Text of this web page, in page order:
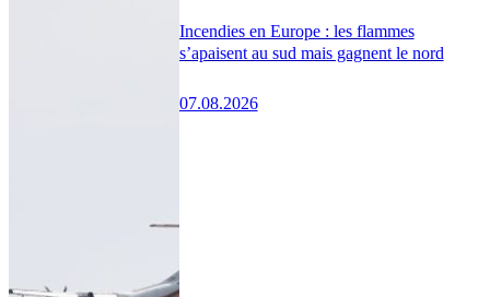
Incendies en Europe : les flammes
s’apaisent au sud mais gagnent le nord
07.08.2026